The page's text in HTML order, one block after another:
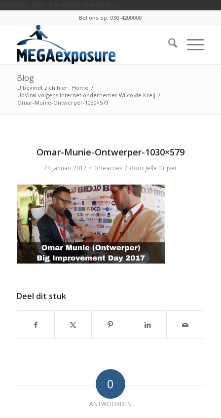
Bel ons op: 030-4200000
Blog
U bevindt zich hier: Home /
UpViral volgens internet ondernemer Wilco de Kreij /
Omar-Munie-Ontwerper-1030×579
Omar-Munie-Ontwerper-1030×579
24 januari 2017 / 0 Reacties / door Jelle Drijver
Deel dit stuk
0
ANTWOORDEN